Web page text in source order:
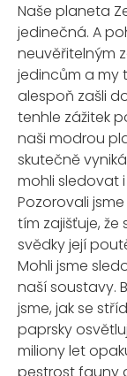
Naše planeta
jedinečná. A
neuvěřitelným
jedincům a my
alespoň zašli
tenhle zážitek
naši modrou
skutečně
mohli sledovat i
Pozorovali
tím zajišťuje, že
svědky její
Mohli jsme
naší soustavy.
jsme, jak se
paprsky
miliony let